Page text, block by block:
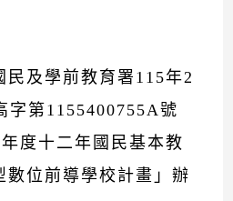
民及學前教育署115年2
字第1155400755A號
度十二年國民基本教
數位前導學校計畫」辦